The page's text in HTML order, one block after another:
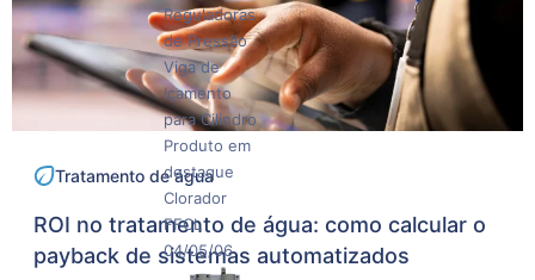
Reguladoras
de Pressão
Viga de
Içamento
para Cilindro
Produto em
destaque
Clorador
FFCL
04/05/06
Tratamento de água
ROI no tratamento de água: como calcular o
payback de sistemas automatizados